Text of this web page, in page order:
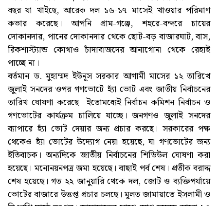
বছর যা খাইছে, আরেক দল ১৬-১৭ মাসেই খাওয়ার পরিমাণ
কভার করেছে। আপনি গ্রাম-গঞ্জে, শহরে-বন্দরে চায়ের
দোকানদার, পানের দোকানদার থেকে ছোট-বড় বাজারঘাট, বাস,
রিকশাস্ট্যান্ড কোথাও চাঁদাবাজদের আনাগোনা থেকে রেহাই
পাচ্ছে না।
বর্তমান ড. মুহাম্মদ ইউনূস সরকার আগামী মাসের ১২ তারিখে
জুলাই সনদের ওপর গণভোটে হ্যাঁ ভোট এবং জাতীয় নির্বাচনের
তারিখ ঘোষণা করেছে। ইতোমধ্যেই নির্বাচন কমিশন নির্বাচন ও
গণভোটের কার্যক্রম চালিয়ে যাচ্ছে। জনগণও জুলাই সনদের
ব্যাপারে হ্যাঁ ভোট দেয়ার জন্য প্রচার করছে। সরকারের পক্ষ
থেকেও হ্যাঁ ভোটের উদ্যোগ নেয়া হয়েছে, যা গণভোটের জন্য
ইতিবাচক। অন্যদিকে জাতীয় নির্বাচনের শিডিউল ঘোষণা করা
হয়েছে। মনোনয়নপত্র জমা হয়েছে। বাছাই পর্ব শেষ। প্রতীক বরাদ্দ
শেষ হয়েছে। গত ২২ জানুয়ারি থেকে দল, জোট ও ব্যক্তিপর্যায়ে
ভোটের বাজারে উত্তপ্ত প্রচার চলছে। মূলত জামায়াতে ইসলামী ও